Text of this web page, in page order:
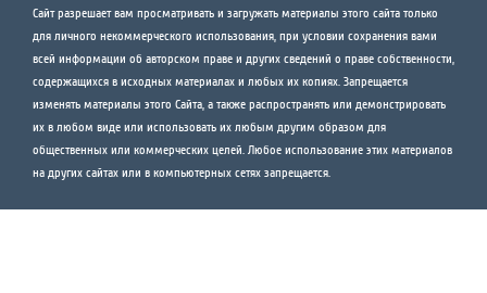
Сайт разрешает вам просматривать и загружать материалы этого сайта только
для личного некоммерческого использования, при условии сохранения вами
всей информации об авторском праве и других сведений о праве собственности,
содержащихся в исходных материалах и любых их копиях. Запрещается
изменять материалы этого Сайта, а также распространять или демонстрировать
их в любом виде или использовать их любым другим образом для
общественных или коммерческих целей. Любое использование этих материалов
на других сайтах или в компьютерных сетях запрещается.